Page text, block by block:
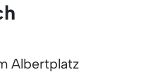
Albertplatz